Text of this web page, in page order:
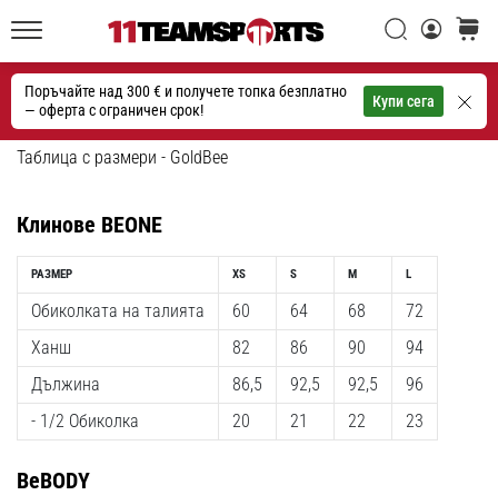
Поръчайте над 300 € и получете топка безплатно
— оферта с ограничен срок!
Купи сега
Търси
Търсене
една
икона
на
скоростта
1. 7. 2025
for
More
Victories
Подготви
се
за
женското
2025
Таблица с размери - GoldBee
Клинове BEONE
РАЗМЕР
Обиколката на талията
Ханш
Дължина
- 1/2 Обиколка
XS
60
82
86,5
20
S
64
86
92,5
21
M
68
90
92,5
22
L
72
94
96
23
BeBODY